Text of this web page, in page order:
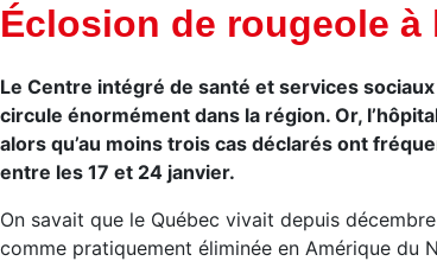
Éclosion de rougeole à
Le Centre intégré de santé et services
circule énormément dans la région. Or,
alors qu’au moins trois cas déclarés ont
entre les 17 et 24 janvier.
On savait que le Québec vivait depuis
comme pratiquement éliminée en Amérique du